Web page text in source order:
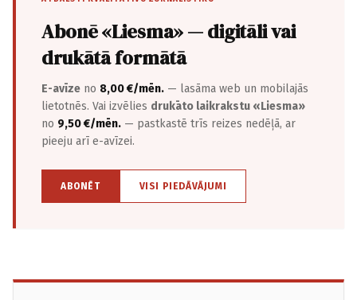
Abonē «Liesma» — digitāli vai
drukātā formātā
E-avīze no 8,00 €/mēn. — lasāma web un mobilajās
lietotnēs. Vai izvēlies drukāto laikrakstu «Liesma»
no 9,50 €/mēn. — pastkastē trīs reizes nedēļā, ar
pieeju arī e-avīzei.
ABONĒT VISI PIEDĀVĀJUMI